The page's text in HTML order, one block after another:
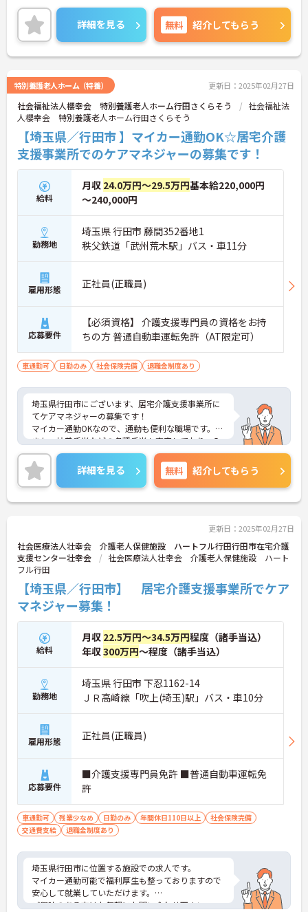
詳細を見る 無料 紹介してもらう
特別養護老人ホーム（特養） 更新日：2025年02月27日
社会福祉法人櫻幸会 特別養護老人ホーム行田さくらそう
社会福祉法
人櫻幸会 特別養護老人ホーム行田さくらそう
【埼玉県／行田市 】マイカー通勤OK☆居宅介護
支援事業所でのケアマネジャーの募集です！
給料
月収 24.0万円～29.5万円基本給220,000円
～240,000円
勤務地
埼玉県 行田市 藤間352番地1
秩父鉄道「武州荒木駅」バス・車11分
雇用形態 正社員(正職員)
応募要件
【必須資格】 介護支援専門員の資格をお持
ちの方 普通自動車運転免許（AT限定可）
車通勤可 日勤のみ 社会保険完備 退職金制度あり
埼玉県行田市にございます、居宅介護支援事業所に
てケアマネジャーの募集です！
マイカー通勤OKなので、通勤も便利な職場です。
また、扶養手当などの各種手当も充実しており、入
職初日に有給休暇5日間が付与されるなど、従業員に
嬉しい制度のある法人です。
ご興味のある方は、マイナビ介護職までお問い合わ
せください。
詳細を見る 無料 紹介してもらう
更新日：2025年02月27日
社会医療法人壮幸会 介護老人保健施設 ハートフル行田行田市在宅介護
支援センター壮幸会
社会医療法人壮幸会 介護老人保健施設 ハート
フル行田
【埼玉県／行田市】 居宅介護支援事業所でケア
マネジャー募集！
給料
月収 22.5万円～34.5万円程度（諸手当込）
年収300万円～程度（諸手当込）
勤務地
埼玉県 行田市 下忍1162-14
ＪＲ高崎線「吹上(埼玉)駅」バス・車10分
雇用形態 正社員(正職員)
応募要件
■介護支援専門員免許 ■普通自動車運転免
許
車通勤可 残業少なめ 日勤のみ 年間休日110日以上
社会保険完備
交通費支給
退職金制度あり
埼玉県行田市に位置する施設での求人です。
マイカー通勤可能で福利厚生も整っておりますので
安心して就業していただけます。
ご興味のある方はお気軽にお問い合わせ下さい。